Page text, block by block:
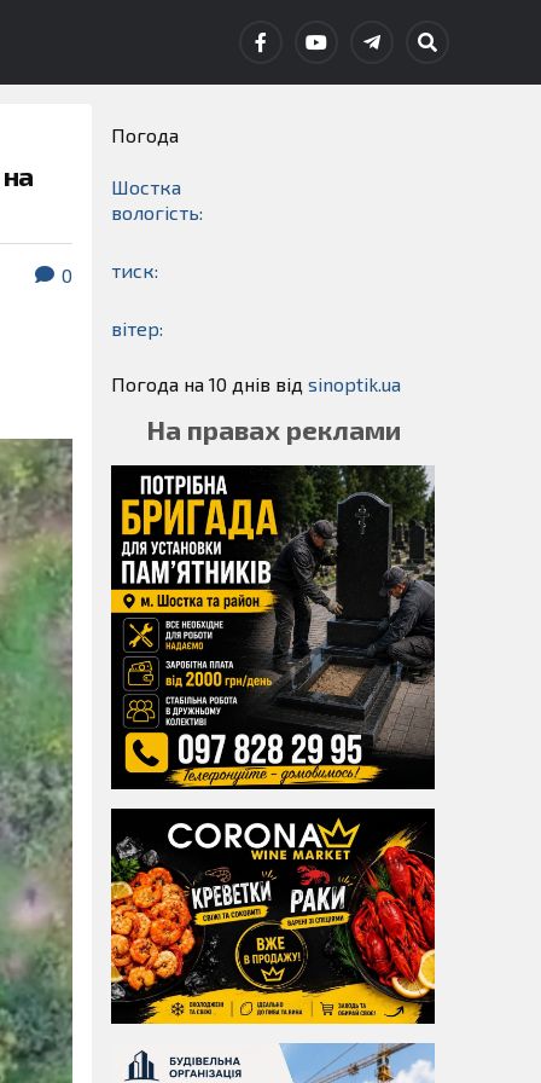
0
Погода
Шостка
вологість:
тиск:
вітер:
Погода на 10 днів від sinoptik.ua
На правах реклами